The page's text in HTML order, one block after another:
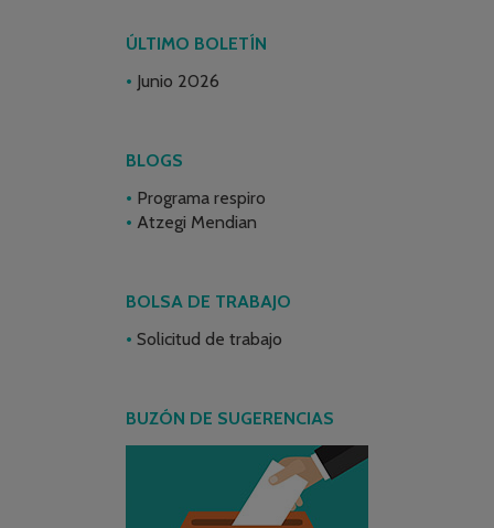
ÚLTIMO BOLETÍN
Junio 2026
BLOGS
Programa respiro
Atzegi Mendian
BOLSA DE TRABAJO
Solicitud de trabajo
BUZÓN DE SUGERENCIAS